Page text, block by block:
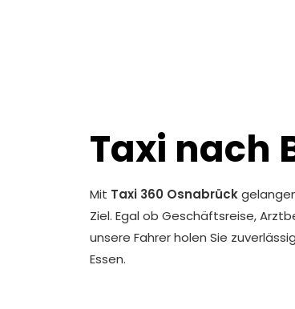
Taxi nach
Mit Taxi 360 Osnabrück
Ziel. Egal ob Geschäftsreise,
unsere Fahrer holen Sie
Essen.